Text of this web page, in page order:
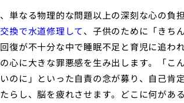
単なる物理的な問題以上の深刻な心の負
換で水道修理して、子供のために「きち
復が不十分な中で睡眠不足と育児に追わ
心に大きな罪悪感を生み出します。「こ
のに」といった自責の念が募り、自己肯
らし、脳を疲れさせます。どこに何があ